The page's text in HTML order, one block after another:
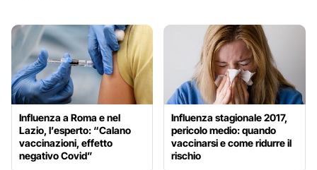
Influenza a Roma e nel
Lazio, l’esperto: “Calano
vaccinazioni, effetto
negativo Covid”
Influenza stagionale 2017,
pericolo medio: quando
vaccinarsi e come ridurre il
rischio